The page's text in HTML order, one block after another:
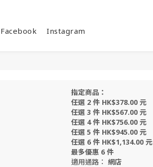
Facebook Instagram
指定商品：
任選 2 件 HK$378.00 元
任選 3 件 HK$567.00 元
任選 4 件 HK$756.00 元
任選 5 件 HK$945.00 元
任選 6 件 HK$1,134.00 元
最多優惠 6 件
適用通路： 網店